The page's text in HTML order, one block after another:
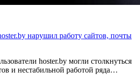
нарушил работу сайтов, почты
hoster.by могли столкнуться
и нестабильной работой ряда…